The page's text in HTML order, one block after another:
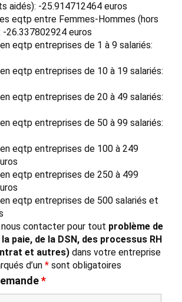
aidés): -25.914712464 euros
eqtp entre Femmes-Hommes (hors
26.337802924 euros
eqtp entreprises de 1 à 9 salariés:
eqtp entreprises de 10 à 19 salariés:
eqtp entreprises de 20 à 49 salariés:
eqtp entreprises de 50 à 99 salariés:
eqtp entreprises de 100 à 249
eqtp entreprises de 250 à 499
eqtp entreprises de 500 salariés et
nous contacter pour tout problème de
paie, de la DSN, des processus RH
et autres) dans votre entreprise
d’un * sont obligatoires
*